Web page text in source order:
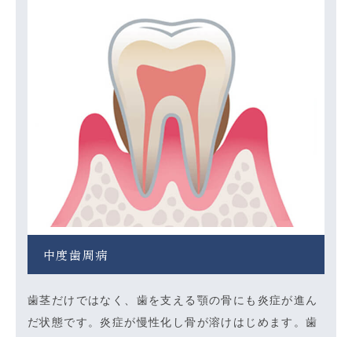
中度歯周病
歯茎だけではなく、歯を支える顎の骨にも炎症が進ん
だ状態です。炎症が慢性化し骨が溶けはじめます。歯